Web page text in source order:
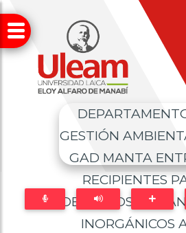
GESTIÓN
GAD MANTA
RECIPIENTES
DESECHOS
INORGÁNICOS